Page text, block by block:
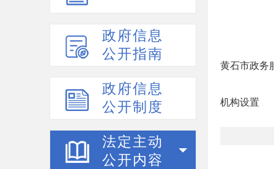
政府信息
公开指南
政府信息
公开制度
法定主动
公开内容
黄石市政务
机构设置